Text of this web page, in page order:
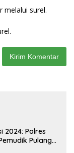
melalui surel.
2024: Polres
Pulang